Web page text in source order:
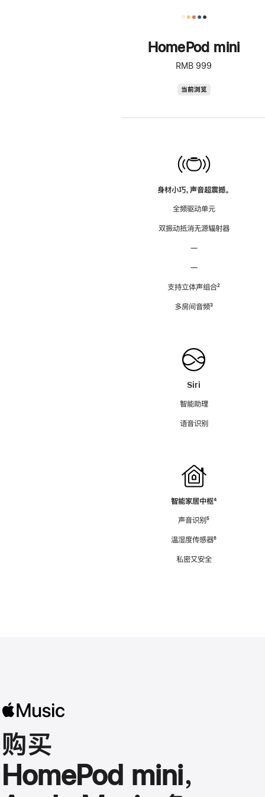
HomePod mini
RMB 999
当前浏览
身材小巧，声音超震撼。
全频驱动单元
双振动抵消无源辐射器
—
—
支持立体声组合脚
²
多房间音频脚
³
Siri
智能助理
语音识别
智能家居中枢脚
⁴
声音识别脚
⁵
温湿度传感器脚
⁶
私密又安全
购买
HomePod mini，